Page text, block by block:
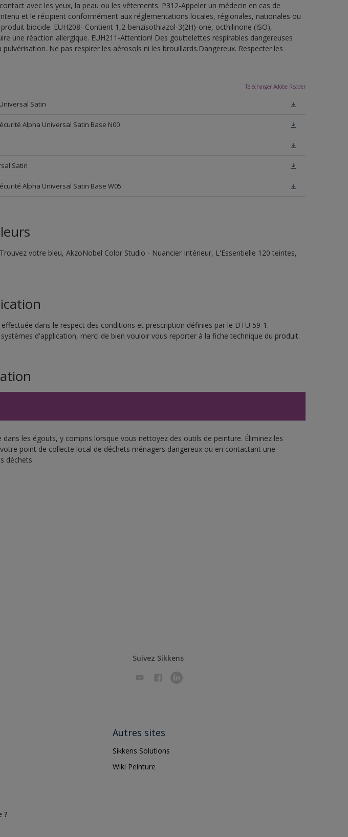
avec les yeux, la peau ou les vêtements. P312-Appeler un médecin en cas de
et le récipient conformément aux réglementations locales, régionales, nationales ou
biocide. EUH208- Contient 1,2-benzisothiazol-3(2H)-one, octhilinone (ISO),
une réaction allergique. EUH211-Attention! Des gouttelettes respirables dangereuses
Ne pas respirer les aérosols ni les brouillards.Dangereux. Respecter les
Télécharger Adobe Reader
Satin
Alpha Universal Satin Base N00
Satin
Alpha Universal Satin Base W05
votre bleu, AkzoNobel Color Studio - Nuancier Intérieur, L'Essentielle 120 teintes,
dans le respect des conditions et prescription définies par le DTU 59-1.
d'application, merci de bien vouloir vous reporter à la fiche technique du produit.
dans les égouts, y compris lorsque vous nettoyez des outils de peinture. Éliminez les
point de collecte local de déchets ménagers dangereux ou en contactant une
déchets.
Suivez Sikkens
?
Autres sites
Sikkens Solutions
Wiki Peinture